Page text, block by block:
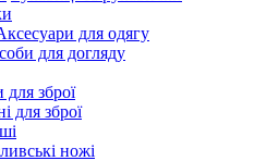
для одягу
для догляду
зброї
для зброї
ножі